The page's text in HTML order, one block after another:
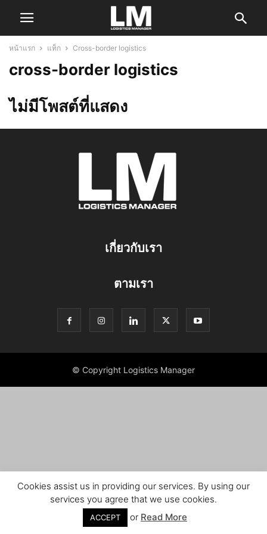
หน้าแรก แท็ก Cross-border logistics
cross-border logistics
ไม่มีโพสต์ที่แสดง
เกี่ยวกับเรา
ตามเรา
© Copyright Logistics Manager
Cookies assist us in providing our services. By using our
services you agree that we use cookies.
ACCEPT or Read More